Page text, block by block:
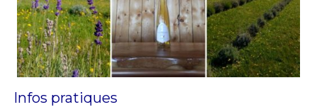
Infos pratiques